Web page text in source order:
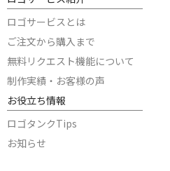
ロゴサービスとは
ご注文から購入まで
無料リクエスト機能について
制作実績・お客様の声
お役立ち情報
ロゴタンクTips
お知らせ